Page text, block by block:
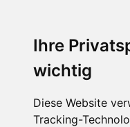
Ihre
wichtig
Diese Website
Tracking-